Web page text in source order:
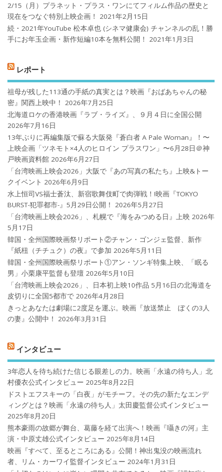
2/15（月）プラネット・プラス・ワンにてフィルム作品の歴史と
現在をつなぐ特別上映企画！
2021年2月15日
続・2021年YouTube 松本卓也 (シネマ健康会) チャンネルの乱！勝
手にお年玉企画・新作短編10本を無料公開！
2021年1月3日
レポート
祖母が残した113通の手紙の真実とは？映画『おばあちゃんの秘
密』関西上映中！
2026年7月25日
北海道ロケの香港映画『ラブ・ライズ』、９月４日に全国公開
2026年7月16日
13年ぶりに再編集版で蘇る大阪発『蒼白者 A Pale Woman』！〜
上映企画「ツネモト×4人のヒロイン プラスワン」〜6月28日＠神
戸映画資料館 2026年6月27日
「台湾映画上映会2026」大阪で『あの写真の私たち』上映&トー
クイベント 2026年6月9日
水上恒司VS福士蒼汰、新宿歌舞伎町で肉弾戦！!映画『TOKYO
BURST-犯罪都市-』5月29日公開！
2026年5月27日
「台湾映画上映会2026」、札幌で『海をみつめる日』上映 2026年
5月17日
韓国・全州国際映画祭リポート②チャン・ゴンジェ監督、新作
『紙杻（チチュク）の夜』で参加 2026年5月11日
韓国・全州国際映画祭リポート①アン・ソンギ特集上映、「眠る
男」小栗康平監督も登壇 2026年5月10日
「台湾映画上映会2026」、日本初上映10作品 5月16日の北海道を
皮切りに全国5都市で 2026年4月28日
きっとあなたは劇場に2度足を運ぶ。映画『放送禁止 ぼくの3人
の妻』公開中！
2026年3月31日
インタビュー
3年恋人を待ち続けた信じる眼差しの力。映画「永遠の待ち人」北
村優衣公式インタビュー 2025年8月22日
ドストエフスキーの「白夜」がモチーフ。その先の新たなエンデ
ィングとは？映画「永遠の待ち人」太田慶監督公式インタビュー
2025年8月20日
熊本豪雨の故郷が舞台、葛藤を経て出演へ！映画『囁きの河』主
演・中原丈雄公式インタビュー 2025年8月14日
映画『すべて、至るところにある』公開！神出鬼没の映画流れ
者、リム・カーワイ監督インタビュー 2024年1月31日